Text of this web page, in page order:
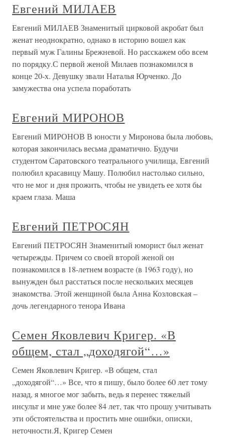
Евгений МИЛАЕВ
Евгений МИЛАЕВ Знаменитый цирковой акробат был
женат неоднократно, однако в историю вошел как
первый муж Галины Брежневой. Но расскажем обо всем
по порядку.С первой женой Милаев познакомился в
конце 20-х. Девушку звали Наталья Юрченко. До
замужества она успела поработать
Евгений МИРОНОВ
Евгений МИРОНОВ В юности у Миронова была любовь,
которая закончилась весьма драматично. Будучи
студентом Саратовского театрального училища, Евгений
полюбил красавицу Машу. Полюбил настолько сильно,
что не мог и дня прожить, чтобы не увидеть ее хотя бы
краем глаза. Маша
Евгений ПЕТРОСЯН
Евгений ПЕТРОСЯН Знаменитый юморист был женат
четырежды. Причем со своей второй женой он
познакомился в 18-летнем возрасте (в 1963 году), но
вынужден был расстаться после нескольких месяцев
знакомства. Этой женщиной была Анна Козловская –
дочь легендарного тенора Ивана
Семен Яковлевич Кригер. «В
общем, стал „доходягой“…»
Семен Яковлевич Кригер. «В общем, стал
„доходягой“…» Все, что я пишу, было более 60 лет тому
назад, я многое мог забыть, ведь я перенес тяжелый
инсульт и мне уже более 84 лет, так что прошу учитывать
эти обстоятельства и простить мне ошибки, описки,
неточности.Я, Кригер Семен